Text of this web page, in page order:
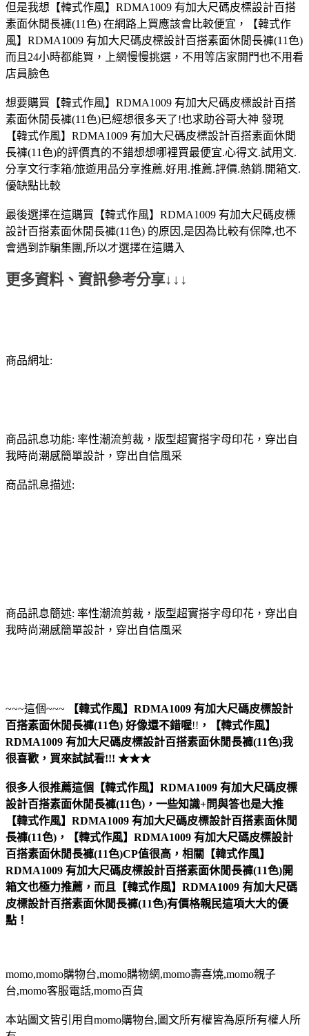
但是我想【韓式作風】RDMA1009 有加大尺碼皮標設計百搭
素面休閒長褲(11色) 在網路上買應該會比較便宜，【韓式作
風】RDMA1009 有加大尺碼皮標設計百搭素面休閒長褲(11色)
而且24小時都能買，上網慢慢挑選，不用等店家開門也不用看
店員臉色
想要購買【韓式作風】RDMA1009 有加大尺碼皮標設計百搭
素面休閒長褲(11色)已經想很多天了!也求助谷哥大神 發現
【韓式作風】RDMA1009 有加大尺碼皮標設計百搭素面休閒
長褲(11色)的評價真的不錯想想哪裡買最便宜.心得文.試用文.
分享文行李箱/旅遊用品分享推薦.好用.推薦.評價.熱銷.開箱文.
優缺點比較
最後選擇在這購買【韓式作風】RDMA1009 有加大尺碼皮標
設計百搭素面休閒長褲(11色) 的原因,是因為比較有保障,也不
會遇到詐騙集團,所以才選擇在這購入
更多資料、資訊參考分享↓↓↓
商品網址:
商品訊息功能: 率性潮流剪裁，版型超實搭字母印花，穿出自
我時尚潮感簡單設計，穿出自信風采
商品訊息描述:
商品訊息簡述: 率性潮流剪裁，版型超實搭字母印花，穿出自
我時尚潮感簡單設計，穿出自信風采
~~~這個~~~
【韓式作風】RDMA1009 有加大尺碼皮標設計
百搭素面休閒長褲(11色) 好像還不錯喔!! ，
【韓式作風】
RDMA1009 有加大尺碼皮標設計百搭素面休閒長褲(11色)我
很喜歡，買來試試看!!! ★★★
很多人很推薦這個【韓式作風】RDMA1009 有加大尺碼皮標
設計百搭素面休閒長褲(11色)，一些知識+問與答也是大推
【韓式作風】RDMA1009 有加大尺碼皮標設計百搭素面休閒
長褲(11色)，【韓式作風】RDMA1009 有加大尺碼皮標設計
百搭素面休閒長褲(11色)CP值很高，相關【韓式作風】
RDMA1009 有加大尺碼皮標設計百搭素面休閒長褲(11色)開
箱文也極力推薦，而且【韓式作風】RDMA1009 有加大尺碼
皮標設計百搭素面休閒長褲(11色)有價格親民這項大大的優
點！
momo,momo購物台,momo購物網,momo壽喜燒,momo親子
台,momo客服電話,momo百貨
本站圖文皆引用自momo購物台,圖文所有權皆為原所有權人所